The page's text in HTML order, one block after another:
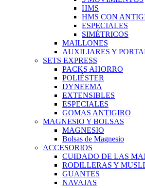
HMS
HMS CON
ESPECIALES
SIMÉTRICOS
MAILLONES
AUXILIARES Y
SETS EXPRESS
PACKS AHORRO
POLIÉSTER
DYNEEMA
EXTENSIBLES
ESPECIALES
GOMAS ANTIGIRO
MAGNESIO Y BOLSAS
MAGNESIO
Bolsas de Magnesio
ACCESORIOS
CUIDADO DE LAS
RODILLERAS Y
GUANTES
NAVAJAS